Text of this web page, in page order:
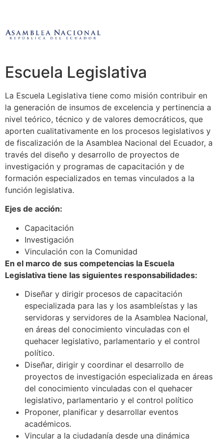
Escuela Legislativa
La Escuela Legislativa tiene como misión contribuir en
la generación de insumos de excelencia y pertinencia a
nivel teórico, técnico y de valores democráticos, que
aporten cualitativamente en los procesos legislativos y
de fiscalización de la Asamblea Nacional del Ecuador, a
través del diseño y desarrollo de proyectos de
investigación y programas de capacitación y de
formación especializados en temas vinculados a la
función legislativa.
Ejes de acción:
Capacitación
Investigación
Vinculación con la Comunidad
En el marco de sus competencias la Escuela
Legislativa tiene las siguientes responsabilidades:
Diseñar y dirigir procesos de capacitación
especializada para las y los asambleístas y las
servidoras y servidores de la Asamblea Nacional,
en áreas del conocimiento vinculadas con el
quehacer legislativo, parlamentario y el control
político.
Diseñar, dirigir y coordinar el desarrollo de
proyectos de investigación especializada en áreas
del conocimiento vinculadas con el quehacer
legislativo, parlamentario y el control político
Proponer, planificar y desarrollar eventos
académicos.
Vincular a la ciudadanía desde una dinámica